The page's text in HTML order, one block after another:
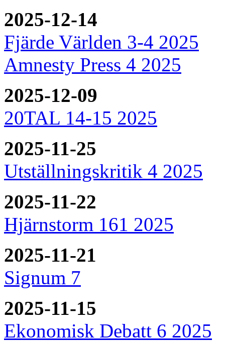
2025-12-14
Fjärde Världen 3-4 2025
Amnesty Press 4 2025
2025-12-09
20TAL 14-15 2025
2025-11-25
Utställningskritik 4 2025
2025-11-22
Hjärnstorm 161 2025
2025-11-21
Signum 7
2025-11-15
Ekonomisk Debatt 6 2025